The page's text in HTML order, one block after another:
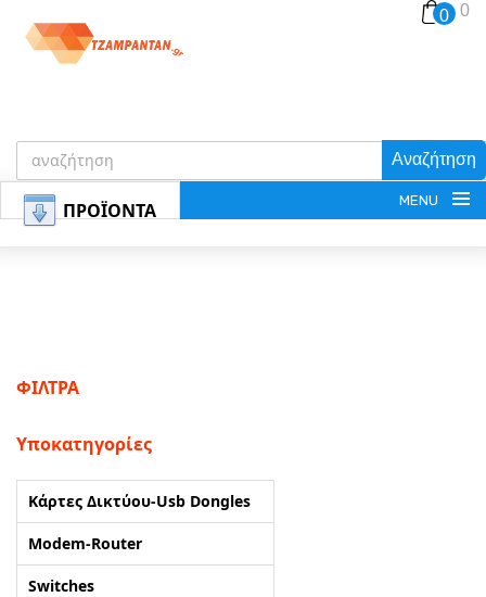
Αναζήτηση
0 0
ΠΡΟΪΟΝΤΑ MENU
ΑΡΧΙΚΗ
ΠΟΙΟΙ ΕΙΜΑΣΤΕ
ΦΙΛΤΡΑ
Υποκατηγορίες
Κάρτες Δικτύου-Usb Dongles
Modem-Router
Switches